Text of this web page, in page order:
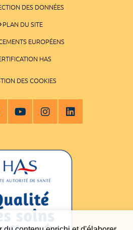
DES DONNÉES
PLAN DU SITE
EUROPÉENS
HAS
DES COOKIES